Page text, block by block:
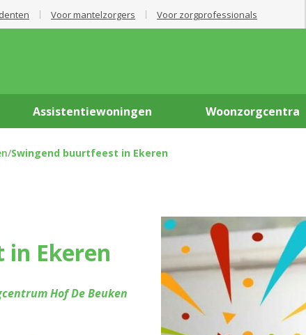
Voor mantelzorgers Voor zorgprofessionals
Assistentiewoningen Woonzorgcentra
/Swingend buurtfeest in Ekeren
Ekeren
Hof De Beuken